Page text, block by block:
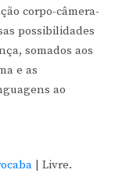
corpo-câmera-
possibilidades
somados aos
e as
ao
| Livre.